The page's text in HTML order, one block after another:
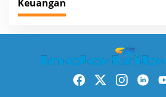
o
Keuangan